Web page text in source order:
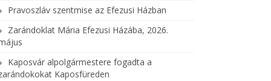
Pravoszláv szentmise az Efezusi Házban
Zarándoklat Mária Efezusi Házába, 2026.
Kaposvár alpolgármestere fogadta a
Kaposfüreden